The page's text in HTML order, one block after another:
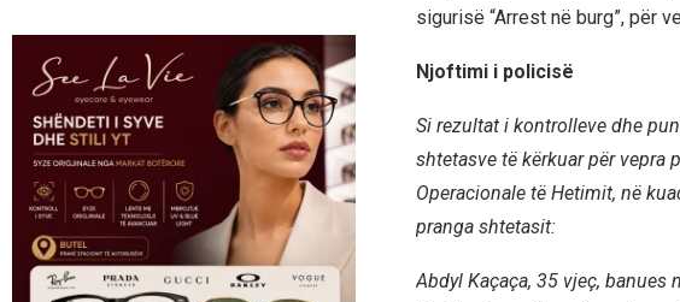
sigurisë “Arrest në burg”, për
Njoftimi i policisë
Si rezultat i kontrolleve dhe
shtetasve të kërkuar për vepra
Operacionale të Hetimit, në
pranga shtetasit:
Abdyl Kaçaça, 35 vjeç, banues